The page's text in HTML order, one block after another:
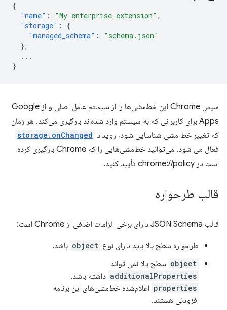
{
"name" : "My enterprise extension" ,
"storage" :
{
"managed_schema" :
"schema.json"
},
...
}
سپس Chrome این خط‌مشی‌ها را از سیستم عامل اصلی و از Google
Apps برای کاربرانی که به سیستم وارد شده‌اند بارگیری می‌کند. هر زمان
که تغییر خط مشی شناسایی شود، رویداد storage.onChanged
فعال می شود. می‌توانید خط‌مشی‌هایی را که Chrome بارگیری کرده
است در chrome://policy تأیید کنید.
قالب طرحواره
قالب JSON Schema دارای برخی الزامات اضافی از Chrome است:
طرحواره سطح بالا باید دارای نوع object باشد.
object سطح بالا نمی تواند
additionalProperties داشته باشد.
properties اعلام‌شده خط‌مشی‌های این برنامه
افزودنی هستند.